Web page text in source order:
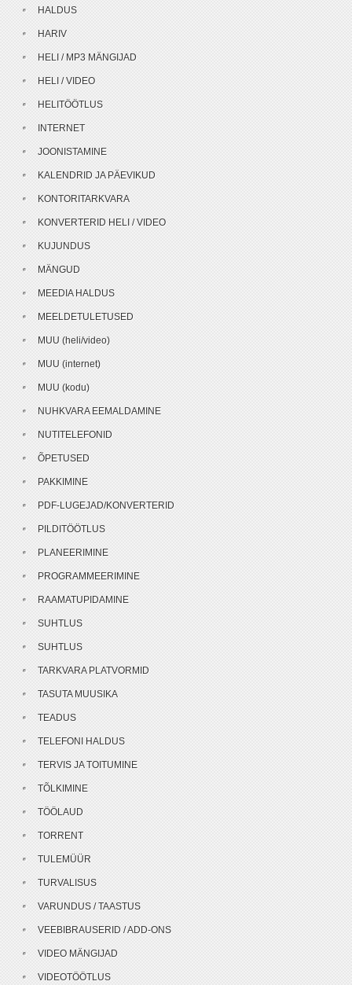
HALDUS
HARIV
HELI / MP3 MÄNGIJAD
HELI / VIDEO
HELITÖÖTLUS
INTERNET
JOONISTAMINE
KALENDRID JA PÄEVIKUD
KONTORITARKVARA
KONVERTERID HELI / VIDEO
KUJUNDUS
MÄNGUD
MEEDIA HALDUS
MEELDETULETUSED
MUU (heli/video)
MUU (internet)
MUU (kodu)
NUHKVARA EEMALDAMINE
NUTITELEFONID
ÕPETUSED
PAKKIMINE
PDF-LUGEJAD/KONVERTERID
PILDITÖÖTLUS
PLANEERIMINE
PROGRAMMEERIMINE
RAAMATUPIDAMINE
SUHTLUS
SUHTLUS
TARKVARA PLATVORMID
TASUTA MUUSIKA
TEADUS
TELEFONI HALDUS
TERVIS JA TOITUMINE
TÕLKIMINE
TÖÖLAUD
TORRENT
TULEMÜÜR
TURVALISUS
VARUNDUS / TAASTUS
VEEBIBRAUSERID / ADD-ONS
VIDEO MÄNGIJAD
VIDEOTÖÖTLUS